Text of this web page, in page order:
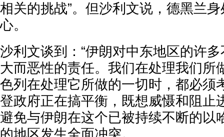
相关的挑战”。但沙利文说，德黑兰
心。
沙利文谈到：“伊朗对中东地区的许
大而恶性的责任。我们在处理我们所
色列在处理它所做的一切时，都必须
登政府正在搞平衡，既想威慑和阻止
避免与伊朗在这个已被持续不断的以
的地区发生全面冲突。